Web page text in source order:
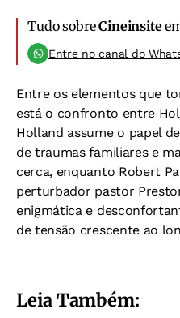
Tudo sobreCineinsite
Entre no canal do
Entre os elementos que
está o confronto entre
Holland assume o papel
de traumas familiares e
cerca, enquanto Robert
perturbador pastor
enigmática e
de tensão crescente ao
Leia Também: